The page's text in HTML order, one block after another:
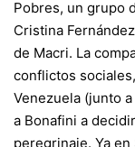
Pobres, un grupo
Cristina
de Macri. La
conflictos
Venezuela (junto
a Bonafini a
peregrinaje. Ya en